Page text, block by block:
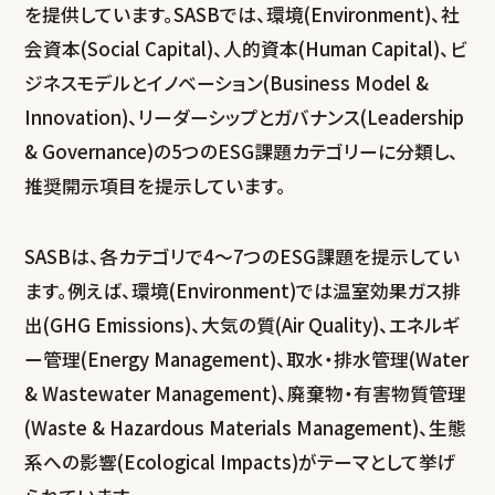
を提供しています。SASBでは、環境(Environment)、社
会資本(Social Capital)、人的資本(Human Capital)、ビ
ジネスモデルとイノベーション(Business Model &
Innovation)、リーダーシップとガバナンス(Leadership
& Governance)の5つのESG課題カテゴリーに分類し、
推奨開示項目を提示しています。
SASBは、各カテゴリで4〜7つのESG課題を提示してい
ます。例えば、環境(Environment)では温室効果ガス排
出(GHG Emissions)、大気の質(Air Quality)、エネルギ
ー管理(Energy Management)、取水・排水管理(Water
& Wastewater Management)、廃棄物・有害物質管理
(Waste & Hazardous Materials Management)、生態
系への影響(Ecological Impacts)がテーマとして挙げ